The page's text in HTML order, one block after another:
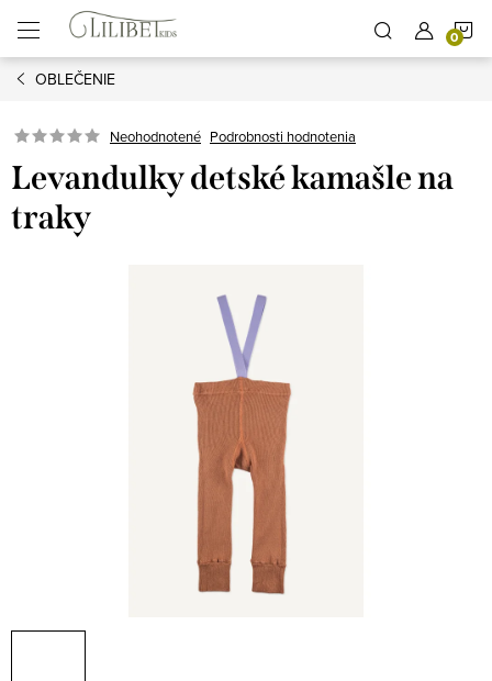
obsah
OBLEČENIE
Neohodnotené Podrobnosti hodnotenia
Levandulky detské kamašle na
traky